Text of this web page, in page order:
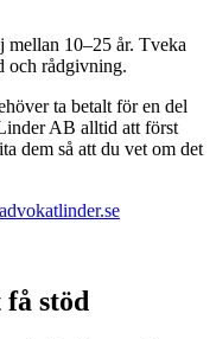
mellan 10–25 år. Tveka
och rådgivning.
ta betalt för en del
AB alltid att först
dem så att du vet om det
stöd